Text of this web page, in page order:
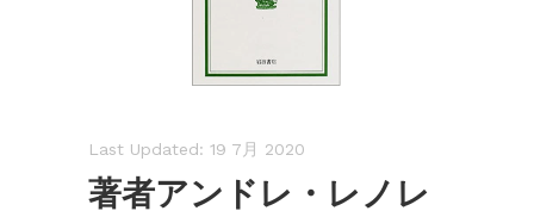
Last Updated: 19 7月 2020
著者アンドレ・レノレ